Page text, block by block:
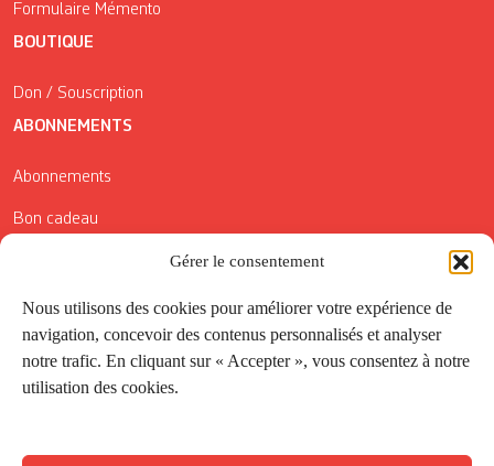
Gérer le consentement
Nous utilisons des cookies pour améliorer votre expérience de
navigation, concevoir des contenus personnalisés et analyser
notre trafic. En cliquant sur « Accepter », vous consentez à notre
utilisation des cookies.
Formulaire Mémento
BOUTIQUE
Don / Souscription
ABONNEMENTS
Abonnements
Bon cadeau
Conditions générales de vente
Réductions de la Carte Côté Courrier
Application